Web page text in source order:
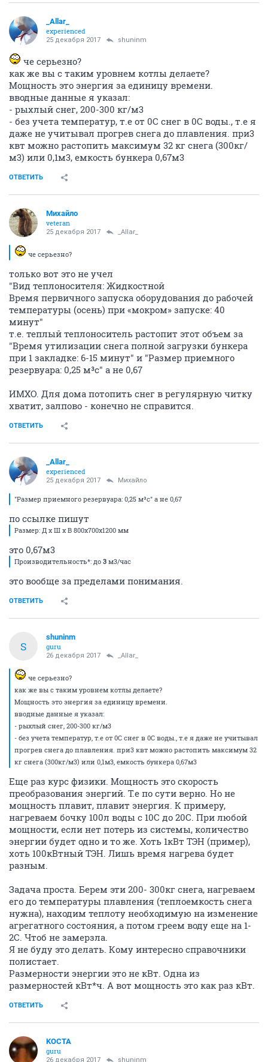
_Allar_
experienced
25 декабря 2017 shuninm
че серьезно?
как же вы с таким уровнем котлы делаете?
Мощность это энергия за единицу времени.
вводные данные я указал:
- рыхлый снег, 200-300 кг/м3
- без учета температур, т.е от 0С снег в 0С воды., т.е я
даже не учитывал прогрев снега до плавления. при3
квт можно растопить максимум 32 кг снега (300кг/
м3) или 0,1м3, емкость бункера 0,67м3
ОТВЕТИТЬ
Михайло
veteran
25 декабря 2017 _Allar_
че серьезно?
только вот это не учел
"Вид теплоносителя: Жидкостной
Время первичного запуска оборудования до рабочей
температуры (осень) при «мокром» запуске: 40
минут"
т.е. теплый теплоноситель растопит этот объем за
"Время утилизации снега полной загрузки бункера
при 1 закладке: 6-15 минут" и "Размер приемного
резервуара: 0,25 м³с" а не 0,67
ИМХО. Для дома потопить снег в регулярную читку
хватит, залпово - конечно не справится.
ОТВЕТИТЬ
_Allar_
experienced
25 декабря 2017 Михайло
"Размер приемного резервуара: 0,25 м³с" а не 0,67
по ссылке пишут
Размер: Д х Ш х В 800х700х1200 мм
это 0,67м3
Производительность*: до 3 м3/час
это вообще за пределами понимания.
ОТВЕТИТЬ
S
shuninm
guru
26 декабря 2017 _Allar_
че серьезно?
как же вы с таким уровнем котлы делаете?
Мощность это энергия за единицу времени.
вводные данные я указал:
- рыхлый снег, 200-300 кг/м3
- без учета температур, т.е от 0С снег в 0С воды., т.е я даже не учитывал
прогрев снега до плавления. при3 квт можно растопить максимум 32
кг снега (300кг/м3) или 0,1м3, емкость бункера 0,67м3
Еще раз курс физики. Мощность это скорость
преобразования энергий. Т.е по сути верно. Но не
мощность плавит, плавит энергия. К примеру,
нагреваем бочку 100л воды с 10С до 20С. При любой
мощности, если нет потерь из системы, количество
энергии будет одно и то же. Хоть 1кВт ТЭН (пример),
хоть 100кВтный ТЭН. Лишь время нагрева будет
разным.
Задача проста. Берем эти 200- 300кг снега, нагреваем
его до температуры плавления (теплоемкость снега
нужна), находим теплоту необходимую на изменение
агрегатного состояния, а потом греем воду еще на 1-
2С. Чтоб не замерзла.
Я не буду это делать. Кому интересно справочники
полистает.
Размерности энергии это не кВт. Одна из
размерностей кВт*ч. А вот мощность это как раз кВт.
ОТВЕТИТЬ
KOCTA
guru
26 декабря 2017 shuninm